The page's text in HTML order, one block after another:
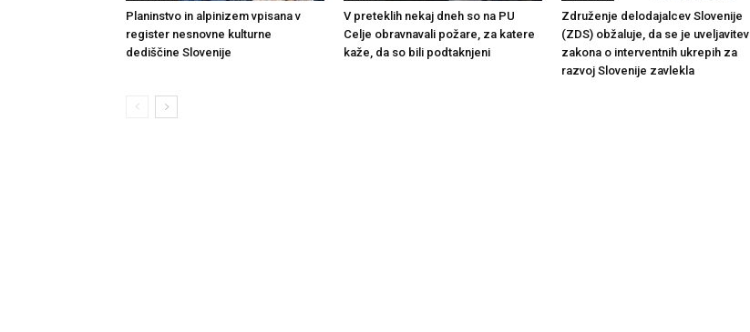
Planinstvo in alpinizem vpisana v
register nesnovne kulturne
dediščine Slovenije
V preteklih nekaj dneh so na PU
Celje obravnavali požare, za katere
kaže, da so bili podtaknjeni
Združenje delodajalcev Slovenije
(ZDS) obžaluje, da se je uveljavitev
zakona o interventnih ukrepih za
razvoj Slovenije zavlekla